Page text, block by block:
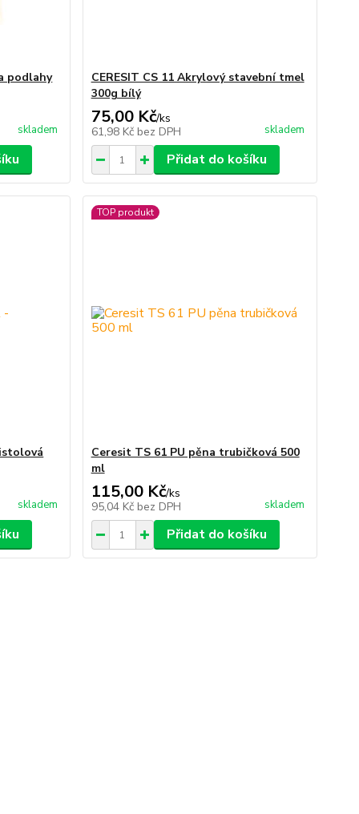
podlahy
skladem
CERESIT CS 11 Akrylový stavební tmel
300g bílý
75,00 Kč/ks
61,98 Kč bez DPH skladem
Přidat do košíku
skladem
TOP produkt
Ceresit TS 61 PU pěna trubičková 500
ml
115,00 Kč/ks
95,04 Kč bez DPH skladem
Přidat do košíku